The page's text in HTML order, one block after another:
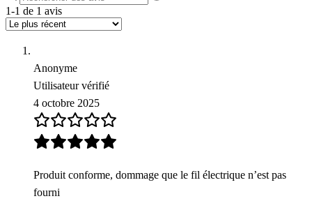
1-1 de 1 avis
Anonyme
Utilisateur vérifié
4 octobre 2025
Produit conforme, dommage que le fil électrique n’est pas
fourni